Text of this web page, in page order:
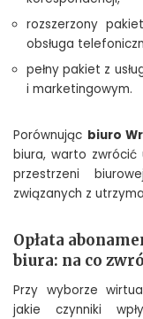
rozszerzony
obsługa
pełny pakiet z
i marketingowym.
Porównując biuro
biura, warto zwrócić
przestrzeni
związanych z
Opłata
biura: na co
Przy wyborze
jakie czynniki